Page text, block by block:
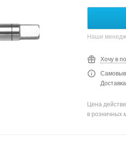
Наши
Хочу в
Цена
в розничных